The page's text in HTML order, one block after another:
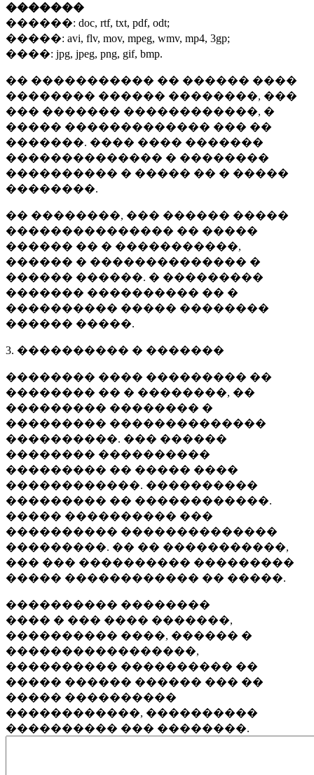
�������
������: doc, rtf, txt, pdf, odt;
�����: avi, flv, mov, mpeg, wmv, mp4, 3gp;
����: jpg, jpeg, png, gif, bmp.
�� ����������� �� ������ ����
�������� ������ ��������, ���
��� ������� ������������, �
����� ������������� ��� ��
�������. ���� ���� �������
�������������� � ��������
���������� � ����� �� � �����
��������.
�� ��������, ��� ������ �����
��������������� �� �����
������ �� � �����������,
������ � �������������� �
������ ������. � ���������
������� ���������� �� �
���������� ����� ��������
������ �����.
3. ���������� � �������
�������� ���� ��������� ��
�������� �� � ��������, ��
��������� �������� �
��������� ��������������
����������. ��� ������
�������� ����������
��������� �� ����� ����
������������. ����������
��������� �� ������������.
����� ���������� ���
���������� ��������������
���������. �� �� �����������,
��� ��� ���������� ���������
����� ������������ �� �����.
���������� ��������
���� � ��� ���� �������,
���������� ����, ������ �
�����������������,
���������� ���������� ��
����� ������ ������ ��� ��
����� ����������
������������, ����������
���������� ��� ��������.